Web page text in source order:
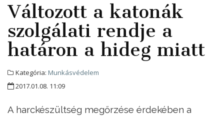
Változott a katonák
szolgálati rendje a
határon a hideg miatt
Kategória: Munkásvédelem
2017.01.08. 11:09
A harckészültség megőrzése érdekében a